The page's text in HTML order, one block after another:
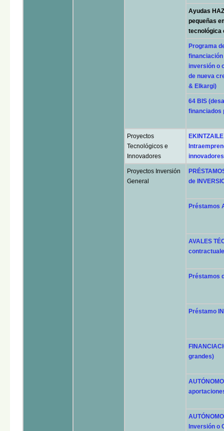
Ayudas
pequeñas
tecnológica
Programa
financiación
inversión o
de nueva
& Elkargi)
64 BIS
financiados
Proyectos
Tecnológicos e
Innovadores
Proyectos Inversión
General
de
Préstamos
AVALES
Préstamos
Préstamo
grandes)
Inversión o